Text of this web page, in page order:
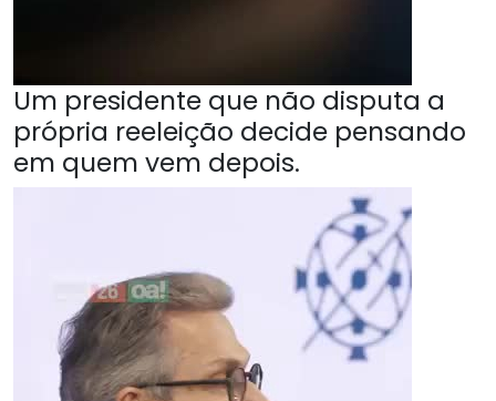
Um presidente que não disputa a
própria reeleição decide pensando
em quem vem depois.